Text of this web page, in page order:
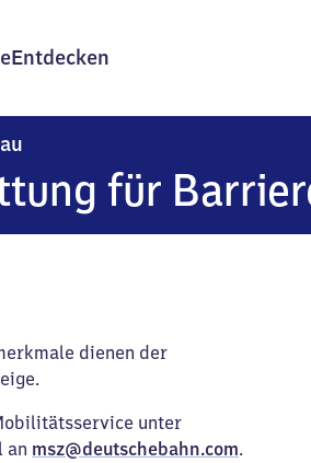
Entdecken
für
dienen der
unter
an msz@deutschebahn.com.